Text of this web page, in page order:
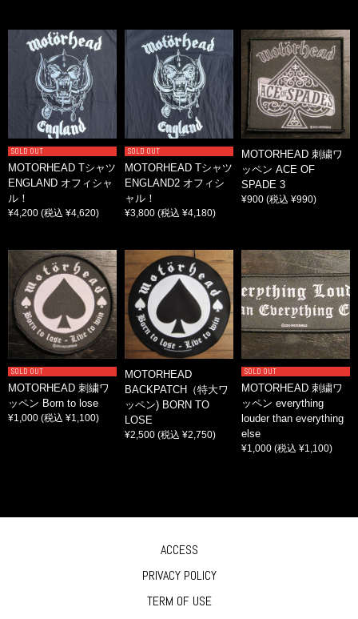
SOLD OUT
MOTORHEAD Tシャツ
ENGLAND オフィシャ
ル！
¥4,200 (税込 ¥4,620)
SOLD OUT
MOTORHEAD Tシャツ
ENGLAND2 オフィシ
ャル！
¥3,800 (税込 ¥4,180)
MOTORHEAD 刺繍ワ
ッペン ACE OF
SPADE 3
¥900 (税込 ¥990)
SOLD OUT
MOTORHEAD 刺繍ワ
ッペン Born to lose
¥1,000 (税込 ¥1,100)
MOTORHEAD
BACKPATCH（特大ワ
ッペン) BORN TO
LOSE
¥2,500 (税込 ¥2,750)
SOLD OUT
MOTORHEAD 刺繍ワ
ッペン everything
louder than everything
else
¥1,000 (税込 ¥1,100)
ACCESS
PRIVACY POLICY
TERM OF USE